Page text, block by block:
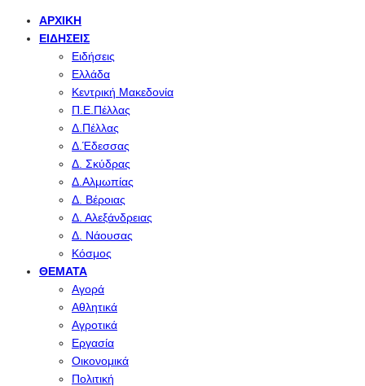
ΑΡΧΙΚΉ
ΕΙΔΉΣΕΙΣ
Ειδήσεις
Ελλάδα
Κεντρική Μακεδονία
Π.Ε.Πέλλας
Δ.Πέλλας
Δ.Έδεσσας
Δ. Σκύδρας
Δ.Αλμωπίας
Δ. Βέροιας
Δ. Αλεξάνδρειας
Δ. Νάουσας
Κόσμος
ΘΈΜΑΤΑ
Αγορά
Αθλητικά
Αγροτικά
Εργασία
Οικονομικά
Πολιτική